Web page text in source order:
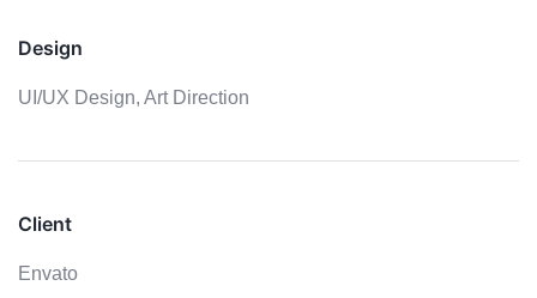
Design
UI/UX Design, Art Direction
Client
Envato